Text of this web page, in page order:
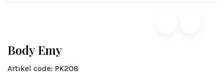
Body Emy
Artikel code: PK208